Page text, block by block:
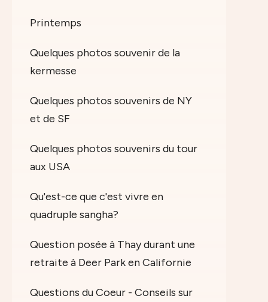
Printemps
Quelques photos souvenir de la
kermesse
Quelques photos souvenirs de NY
et de SF
Quelques photos souvenirs du tour
aux USA
Qu'est-ce que c'est vivre en
quadruple sangha?
Question posée à Thay durant une
retraite à Deer Park en Californie
Questions du Coeur - Conseils sur